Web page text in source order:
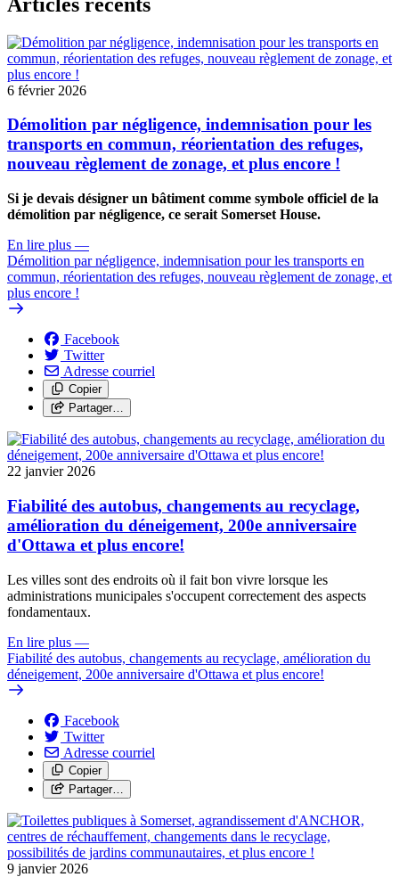
6 février 2026
Démolition par négligence, indemnisation pour les
transports en commun, réorientation des refuges,
nouveau règlement de zonage, et plus encore !
Si je devais désigner un bâtiment comme symbole officiel de la
démolition par négligence, ce serait Somerset House.
En lire plus —
Démolition par négligence, indemnisation pour les transports en
commun, réorientation des refuges, nouveau règlement de zonage, et
plus encore !
Facebook
Twitter
Adresse courriel
Copier
Partager…
22 janvier 2026
Fiabilité des autobus, changements au recyclage,
amélioration du déneigement, 200e anniversaire
d'Ottawa et plus encore!
Les villes sont des endroits où il fait bon vivre lorsque les
administrations municipales s'occupent correctement des aspects
fondamentaux.
En lire plus —
Fiabilité des autobus, changements au recyclage, amélioration du
déneigement, 200e anniversaire d'Ottawa et plus encore!
Facebook
Twitter
Adresse courriel
Copier
Partager…
9 janvier 2026